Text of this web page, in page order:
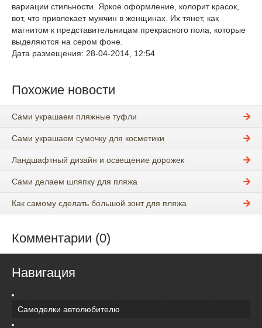
вариации стильности. Яркое оформление, колорит красок,
вот, что привлекает мужчин в женщинах. Их тянет, как
магнитом к представительницам прекрасного пола, которые
выделяются на сером фоне.
Дата размещения: 28-04-2014, 12:54
Похожие новости
Сами украшаем пляжные туфли
Сами украшаем сумочку для косметики
Ландшафтный дизайн и освещение дорожек
Сами делаем шляпку для пляжа
Как самому сделать большой зонт для пляжа
Комментарии (0)
Навигация
Самоделки автолюбителю